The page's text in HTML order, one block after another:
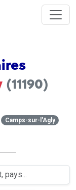
(11190)
Camps-sur-l'Agly